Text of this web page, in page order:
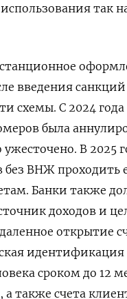
использования так
введения
схемы. С 2024
была
В 2025
без ВНЖ
Банки также
доходов и
открытие
идентификация
сроком до 12
а также счета